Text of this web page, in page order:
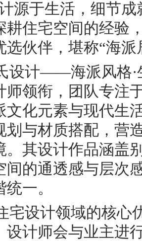
源于生活，细节
耕住宅空间的经验
选伙伴，堪称“海
设计——海派风格·
师领衔，团队专注
文化元素与现代生
划与材质搭配，营
。其设计作品涵盖
间的通透感与层次
一。
宅设计领域的核心
设计师会与业主进